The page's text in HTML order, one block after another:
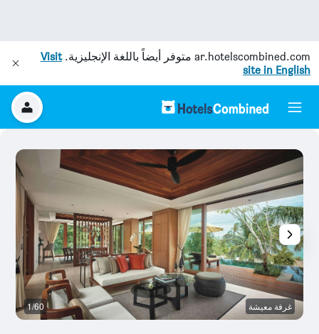
ar.hotelscombined.com متوفر أيضاً باللغة الإنجليزية.Visit
site in English
غرفة معيشة 1/60